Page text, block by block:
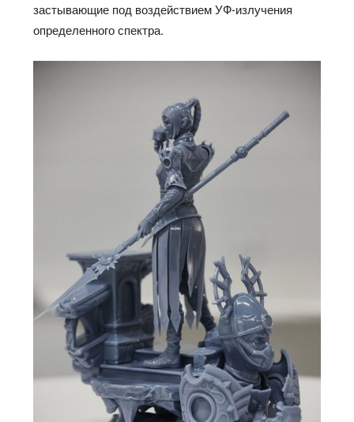
застывающие под воздействием УФ-излучения
определенного спектра.​